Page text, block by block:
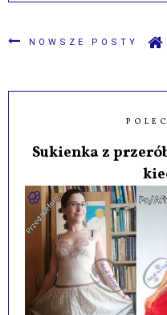
NOWSZE POSTY
Sukienka z